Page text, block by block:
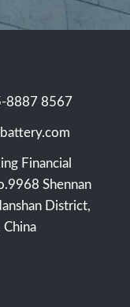
8887 8567
Financial
Shennan
District,
China